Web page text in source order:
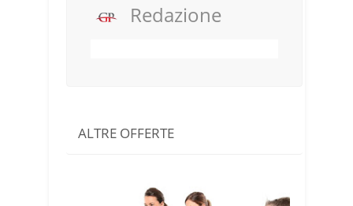
Redazione
ALTRE OFFERTE